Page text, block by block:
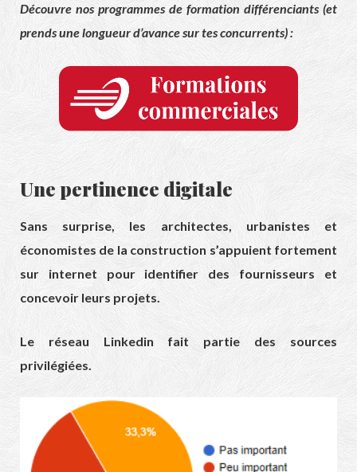
Découvre nos programmes de formation différenciants (et
prends une longueur d’avance sur tes concurrents) :
Une pertinence digitale
Sans surprise, les architectes, urbanistes et
économistes de la construction s’appuient fortement
sur internet pour identifier des fournisseurs et
concevoir leurs projets.
Le réseau Linkedin fait partie des sources
privilégiées.